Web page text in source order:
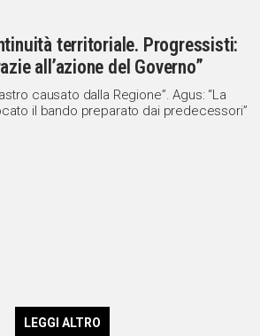
territoriale. Progressisti:
all’azione del Governo”
causato dalla Regione”. Agus: “La
il bando preparato dai predecessori”
LEGGI ALTRO